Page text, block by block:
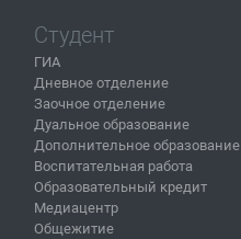
Студент
ГИА
Дневное отделение
Заочное отделение
Дуальное образование
Дополнительное образование
Воспитательная работа
Образовательный кредит
Медиацентр
Общежитие